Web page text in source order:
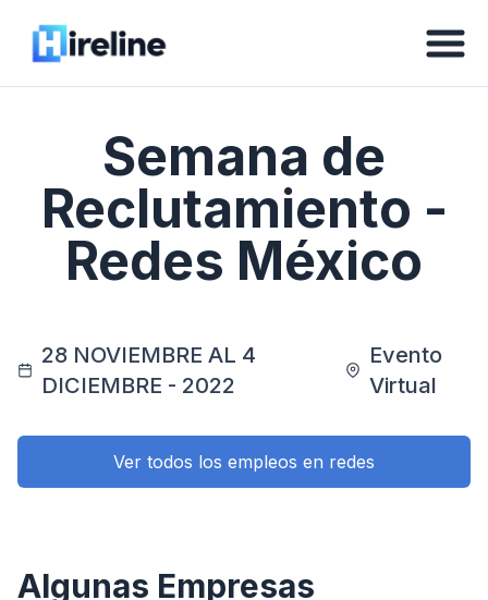
Semana de
Reclutamiento -
Redes México
28 NOVIEMBRE AL 4
DICIEMBRE - 2022
Evento
Virtual
Ver todos los empleos en redes
Algunas Empresas